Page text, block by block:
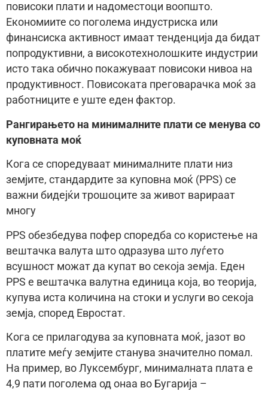
повисоки плати и надоместоци воопшто.
Економиите со поголема индустриска или
финансиска активност имаат тенденција да бидат
попродуктивни, а високотехнолошките индустрии
исто така обично покажуваат повисоки нивоа на
продуктивност. Повисоката преговарачка моќ за
работниците е уште еден фактор.
Рангирањето на минималните плати се менува со
куповната моќ
Кога се споредуваат минималните плати низ
земјите, стандардите за куповна моќ (PPS) се
важни бидејќи трошоците за живот варираат
многу
PPS обезбедува пофер споредба со користење на
вештачка валута што одразува што луѓето
всушност можат да купат во секоја земја. Еден
PPS е вештачка валутна единица која, во теорија,
купува иста количина на стоки и услуги во секоја
земја, според Евростат.
Кога се прилагодува за куповната моќ, јазот во
платите меѓу земјите станува значително помал.
На пример, во Луксембург, минималната плата е
4,9 пати поголема од онаа во Бугарија –